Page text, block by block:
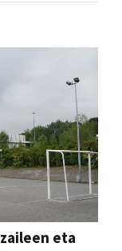
eta